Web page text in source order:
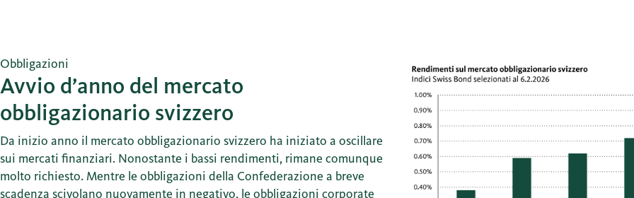
Obbligazioni
Avvio d’anno del mercato
obbligazionario svizzero
Da inizio anno il mercato obbligazionario svizzero ha iniziato a oscillare
sui mercati finanziari. Nonostante i bassi rendimenti, rimane comunque
molto richiesto. Mentre le obbligazioni della Confederazione a breve
scadenza scivolano nuovamente in negativo, le obbligazioni corporate